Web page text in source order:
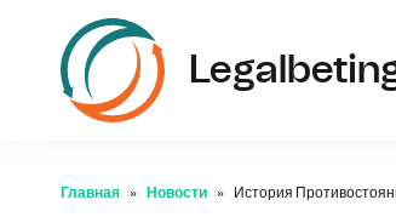
Главная Новости История